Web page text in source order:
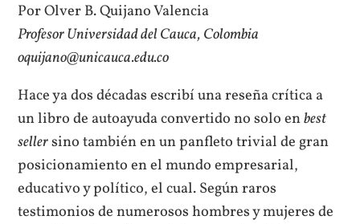
Por Olver B. Quijano Valencia
Profesor Universidad del Cauca, Colombia
oquijano@unicauca.edu.co
Hace ya dos décadas escribí una reseña crítica a
un libro de autoayuda convertido no solo enbest
sellersino también en un panfleto trivial de gran
posicionamiento en el mundo empresarial,
educativo y político, el cual. Según raros
testimonios de numerosos hombres y mujeres de